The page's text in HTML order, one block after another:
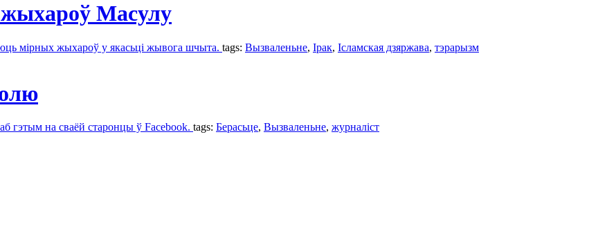
Масулу
мірных жыхароў у якасьці жывога шчыта. tags: Вызваленьне, Ірак, Ісламская дзяржавa, тэрарызм
аб гэтым на сваёй старонцы ў Facebook. tags: Берасьце, Вызваленьне, журналіст